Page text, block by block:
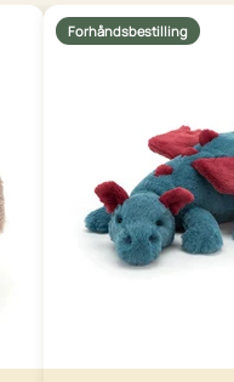
Forhåndsbestilling